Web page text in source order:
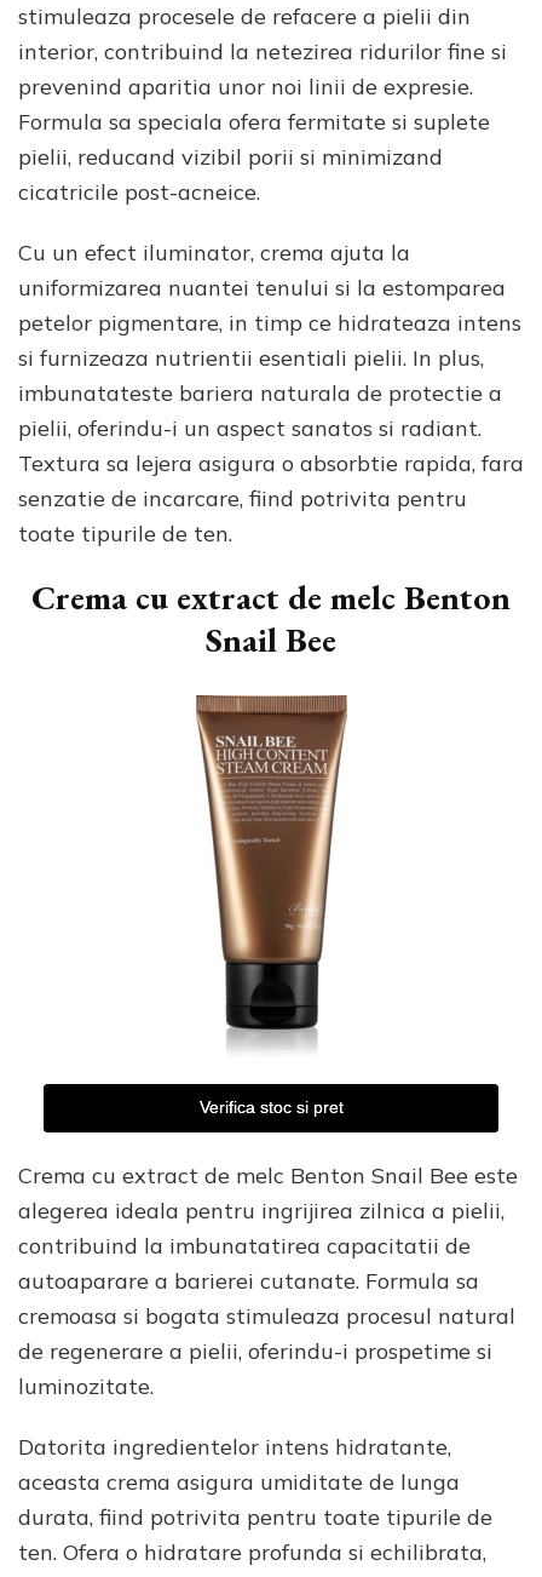
stimuleaza procesele de refacere a pielii din
interior, contribuind la netezirea ridurilor fine si
prevenind aparitia unor noi linii de expresie.
Formula sa speciala ofera fermitate si suplete
pielii, reducand vizibil porii si minimizand
cicatricile post-acneice.
Cu un efect iluminator, crema ajuta la
uniformizarea nuantei tenului si la estomparea
petelor pigmentare, in timp ce hidrateaza intens
si furnizeaza nutrientii esentiali pielii. In plus,
imbunatateste bariera naturala de protectie a
pielii, oferindu-i un aspect sanatos si radiant.
Textura sa lejera asigura o absorbtie rapida, fara
senzatie de incarcare, fiind potrivita pentru
toate tipurile de ten.
Crema cu extract de melc Benton
Snail Bee
Verifica stoc si pret
Crema cu extract de melc Benton Snail Bee este
alegerea ideala pentru ingrijirea zilnica a pielii,
contribuind la imbunatatirea capacitatii de
autoaparare a barierei cutanate. Formula sa
cremoasa si bogata stimuleaza procesul natural
de regenerare a pielii, oferindu-i prospetime si
luminozitate.
Datorita ingredientelor intens hidratante,
aceasta crema asigura umiditate de lunga
durata, fiind potrivita pentru toate tipurile de
ten. Ofera o hidratare profunda si echilibrata,